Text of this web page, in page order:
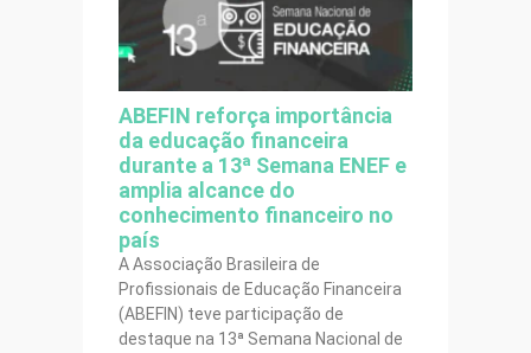
ABEFIN reforça importância
da educação financeira
durante a 13ª Semana ENEF e
amplia alcance do
conhecimento financeiro no
país
A Associação Brasileira de
Profissionais de Educação Financeira
(ABEFIN) teve participação de
destaque na 13ª Semana Nacional de